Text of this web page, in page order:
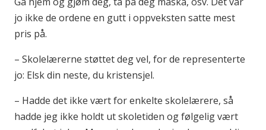
jo ikke de ordene en gutt i oppveksten satte mest
pris på.
– Skolelærerne støttet deg vel, for de representerte
jo: Elsk din neste, du kristensjel.
– Hadde det ikke vært for enkelte skolelærere, så
hadde jeg ikke holdt ut skoletiden og følgelig vært